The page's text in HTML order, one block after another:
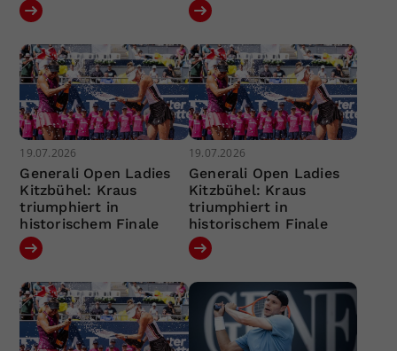
19.07.2026
Generali Open Ladies
Kitzbühel: Kraus
triumphiert in
historischem Finale
19.07.2026
Generali Open Ladies
Kitzbühel: Kraus
triumphiert in
historischem Finale